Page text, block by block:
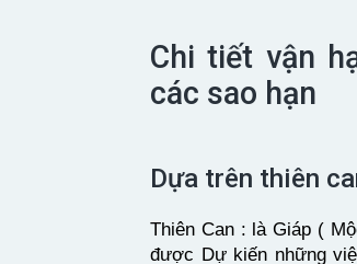
Chi tiết vận
các sao hạn
Dựa trên thiên
Thiên Can : là Giáp (
được Dự kiến những